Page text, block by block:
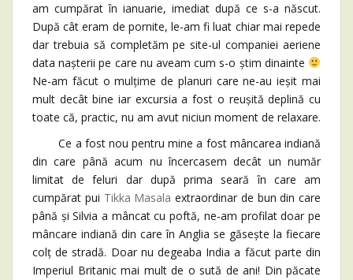
am cumpărat în ianuarie, imediat după ce s-a născut.
După cât eram de pornite, le-am fi luat chiar mai repede
dar trebuia să completăm pe site-ul companiei aeriene
data nașterii pe care nu aveam cum s-o știm dinainte
Ne-am făcut o mulțime de planuri care ne-au ieșit mai
mult decât bine iar excursia a fost o reușită deplină cu
toate că, practic, nu am avut niciun moment de relaxare.
Ce a fost nou pentru mine a fost mâncarea indiană
din care până acum nu încercasem decât un număr
limitat de feluri dar după prima seară în care am
cumpărat pui Tikka Masala extraordinar de bun din care
până și Silvia a mâncat cu poftă, ne-am profilat doar pe
mâncare indiană din care în Anglia se găsește la fiecare
colț de stradă. Doar nu degeaba India a făcut parte din
Imperiul Britanic mai mult de o sută de ani! Din păcate